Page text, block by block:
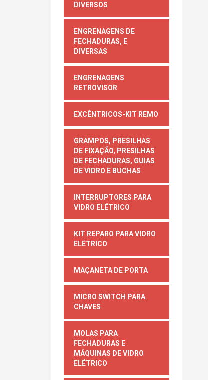
DIVERSOS
ENGRENAGENS DE
FECHADURAS, E
DIVERSAS
ENGRENAGENS
RETROVISOR
EXCÊNTRICOS-KIT REMO
GRAMPOS, PRESILHAS
DE FIXAÇÃO, PRESILHAS
DE FECHADURAS, GUIAS
DE VIDRO E BUCHAS
INTERRUPTORES PARA
VIDRO ELÉTRICO
KIT REPARO PARA VIDRO
ELÉTRICO
MAÇANETA DE PORTA
MICRO SWITCH PARA
CHAVES
MOLAS PARA
FECHADURAS E
MÁQUINAS DE VIDRO
ELÉTRICO